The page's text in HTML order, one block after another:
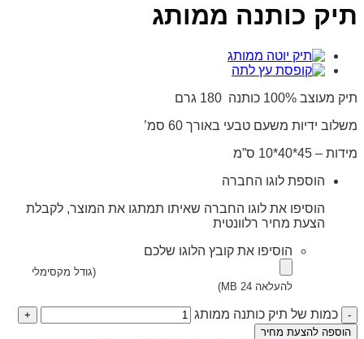
תיק כותנה ממותג
תיק מעוצב 100% כותנה 180 גרם
משלוב ידיות משעם טבעי באורך 60 סמ’
מידות – 45*40*10 ס”מ
הוספת לוגו החברה
הוסיפו את לוגו החברה שאיתו תמתגו את המוצר, לקבלת
הצעת מחיר רלוונטית
הוסיפו את קובץ הלוגו שלכם
(גודל מקסימלי
להעלאה 24 MB)
כמות של תיק כותנה ממותג
הוספה להצעת מחיר